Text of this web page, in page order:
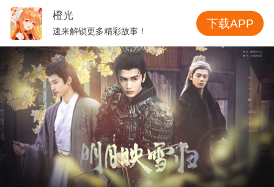
橙光
速来解锁更多精彩故事！
下载APP